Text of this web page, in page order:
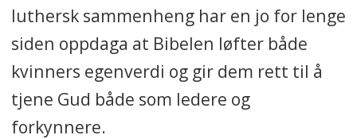
luthersk sammenheng har en jo for lenge
siden oppdaga at Bibelen løfter både
kvinners egenverdi og gir dem rett til å
tjene Gud både som ledere og
forkynnere.